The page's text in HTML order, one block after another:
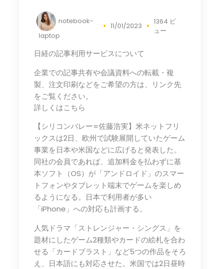
notebook-
laptop
11/01/2023
1364 ビ
ュー
日経の記事利用サービスについて
企業での記事共有や会議資料への転載・複
製、注文印刷などをご希望の方は、リンク先
をご覧ください。
詳しくはこちら
【シリコンバレー=佐藤浩実】米ネットフリ
ックスは2日、欧州で試験展開していたゲーム
事業を日本や米国などに広げると発表した。
同社の会員であれば、追加料金を払わずに基
本ソフト（OS）が「アンドロイド」のスマー
トフォンやタブレット端末でゲームを楽しめ
るようになる。日本で利用者が多い
「iPhone」への対応も計画する。
人気ドラマ「ストレンジャー・シングス」を
題材にしたゲーム2種類やカードの絵札を合わ
せる「カードブラスト」など5つの作品をそろ
え、日本語にも対応させた。米国では2日昼時